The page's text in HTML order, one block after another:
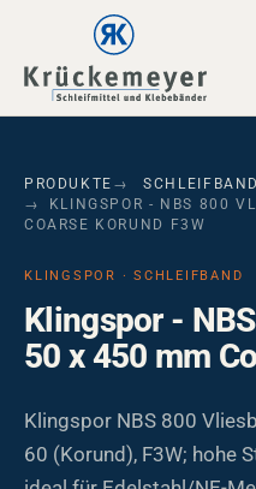
Skip to main navigation
Skip to main content
Skip to page footer
PRODUKTE
SCHLEIFBAND
KLINGSPOR - NBS 800
COARSE KORUND F3W
KLINGSPOR · SCHLEIFBAND
Klingspor -
50 x 450 mm
Klingspor NBS 800
60 (Korund), F3W; hohe